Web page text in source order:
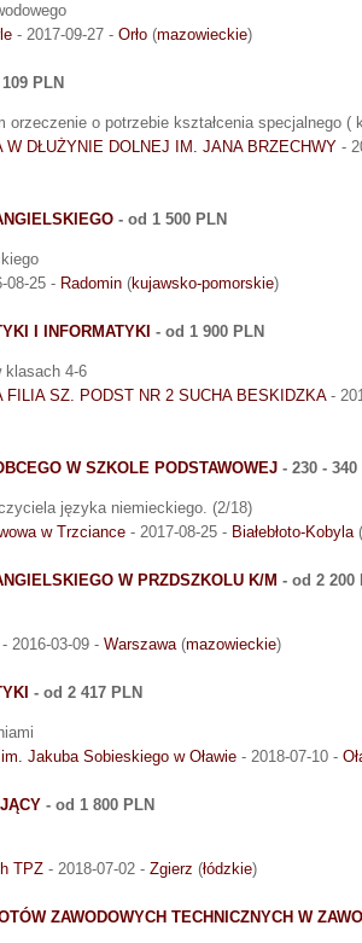
- 2017-09-27 - Orło (mazowieckie)
PLN
orzeczenie o potrzebie kształcenia specjalnego (
W DŁUŻYNIE DOLNEJ IM. JANA BRZECHWY -
- od 1 500 PLN
08-25 - Radomin (kujawsko-pomorskie)
I INFORMATYKI - od 1 900 PLN
klasach 4-6
FILIA SZ. PODST NR 2 SUCHA BESKIDZKA-
W SZKOLE PODSTAWOWEJ - 230 - 340
języka niemieckiego. (2/18)
w Trzciance - 2017-08-25 - Białebłoto-Kobyla(
W PRZDSZKOLU K/M - od 2 200
- 2016-03-09 - Warszawa(mazowieckie)
- od 2 417 PLN
Jakuba Sobieskiego w Oławie - 2018-07-10 -
- od 1 800 PLN
TPZ - 2018-07-02 - Zgierz (łódzkie)
ZAWODOWYCH TECHNICZNYCH W